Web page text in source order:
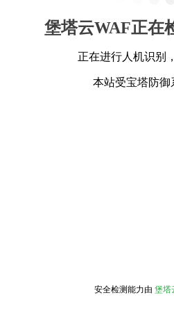
堡塔云WAF正在
正在进行人机识别
本站受宝塔防御
安全检测能力由 堡塔